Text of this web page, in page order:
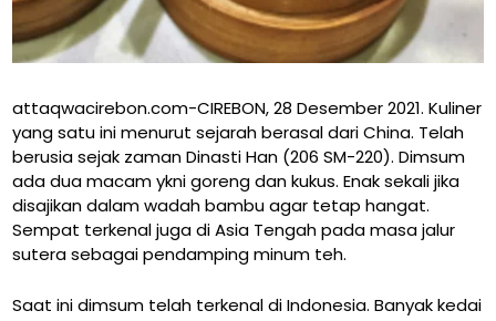
attaqwacirebon.com-CIREBON, 28 Desember 2021. Kuliner
yang satu ini menurut sejarah berasal dari China. Telah
berusia sejak zaman Dinasti Han (206 SM-220). Dimsum
ada dua macam ykni goreng dan kukus. Enak sekali jika
disajikan dalam wadah bambu agar tetap hangat.
Sempat terkenal juga di Asia Tengah pada masa jalur
sutera sebagai pendamping minum teh.
Saat ini dimsum telah terkenal di Indonesia. Banyak kedai